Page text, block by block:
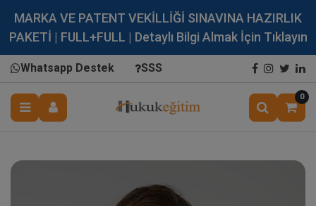
MARKA VE PATENT VEKİLLİĞİ SINAVINA HAZIRLIK
PAKETİ | FULL+FULL | Detaylı Bilgi Almak İçin Tıklayın
Whatsapp Destek SSS
0